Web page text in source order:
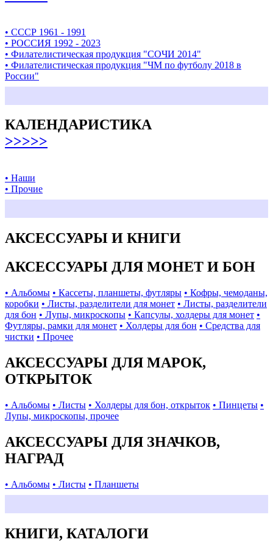
• СССР 1961 - 1991
• РОССИЯ 1992 - 2023
• Филателистическая продукция "СОЧИ 2014"
• Филателистическая продукция "ЧМ по футболу 2018 в
России"
КАЛЕНДАРИСТИКА
>>>>>
• Наши
• Прочие
АКСЕССУАРЫ И КНИГИ
АКСЕССУАРЫ ДЛЯ МОНЕТ И БОН
• Альбомы • Кассеты, планшеты, футляры • Кофры, чемоданы,
коробки • Листы, разделители для монет • Листы, разделители
для бон • Лупы, микроскопы • Капсулы, холдеры для монет •
Футляры, рамки для монет • Холдеры для бон • Средства для
чистки • Прочее
АКСЕССУАРЫ ДЛЯ МАРОК,
ОТКРЫТОК
• Альбомы • Листы • Холдеры для бон, открыток • Пинцеты •
Лупы, микроскопы, прочее
АКСЕССУАРЫ ДЛЯ ЗНАЧКОВ,
НАГРАД
• Альбомы • Листы • Планшеты
КНИГИ, КАТАЛОГИ